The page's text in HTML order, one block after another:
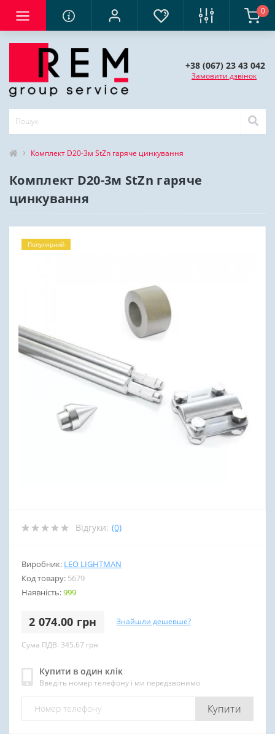
0
+38 (067) 23 43 042
Замовити дзвінок
Комплект D20-3м StZn гаряче цинкування
Комплект D20-3м StZn гаряче
цинкування
Популярний
Відгуки: (0)
Виробник: LEO LIGHTMAN
Код товару: 5679
Наявність:999
2 074.00 грн Знайшли дешевше?
Сума ПДВ: 345.67 грн
Купити в один клік
Введіть номер телефону і ми передзвонимо
Купити